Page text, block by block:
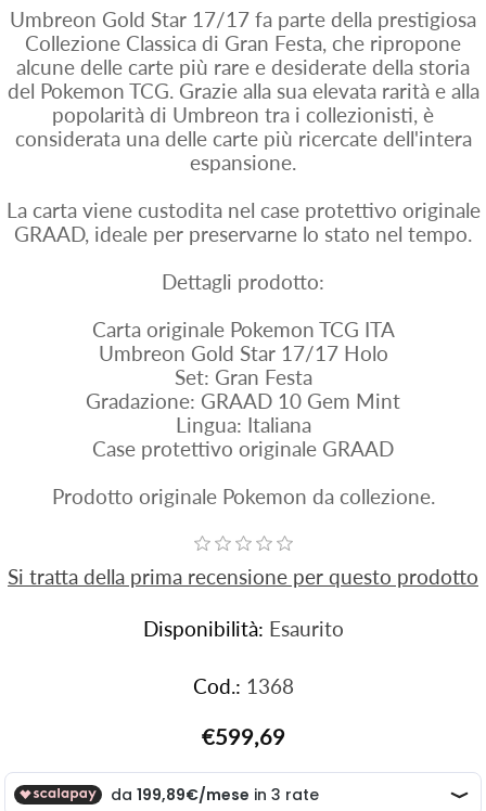
Umbreon Gold Star 17/17 fa parte della prestigiosa
Collezione Classica di Gran Festa, che ripropone
alcune delle carte più rare e desiderate della storia
del Pokemon TCG. Grazie alla sua elevata rarità e alla
popolarità di Umbreon tra i collezionisti, è
considerata una delle carte più ricercate dell'intera
espansione.
La carta viene custodita nel case protettivo originale
GRAAD, ideale per preservarne lo stato nel tempo.
Dettagli prodotto:
Carta originale Pokemon TCG ITA
Umbreon Gold Star 17/17 Holo
Set: Gran Festa
Gradazione: GRAAD 10 Gem Mint
Lingua: Italiana
Case protettivo originale GRAAD
Prodotto originale Pokemon da collezione.
Si tratta della prima recensione per questo prodotto
Disponibilità: Esaurito
Cod.: 1368
€599,69